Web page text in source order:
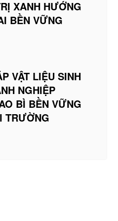
XANH HƯỚNG
BỀN VỮNG
VẬT LIỆU SINH
NGHIỆP
BÌ BỀN VỮNG
TRƯỜNG